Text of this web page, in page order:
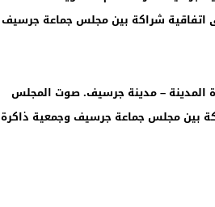
للأعضاء المزاولين مهامهم ( موافقة 20 عضوا) على اتفاقية شراكة بين مجلس جماعة جرسيف
المدينة – مدينة جرسيف. صوت المجلس
( موافقة 20 عضوا) على اتفاقية شراكة بين مجلس جماعة جرسيف وجمعية ذاكرة